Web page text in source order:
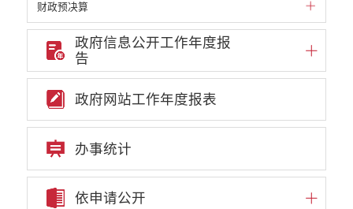
财政预决算
公务员招录
公共资源配置
重大决策预公开
重大决策听证事项
权责清单
行政事项
部门信息公开基本目录
重大项目
重点领域责任部门信息公开
政府信息公开工作年度报
告
政府网站工作年度报表
办事统计
依申请公开